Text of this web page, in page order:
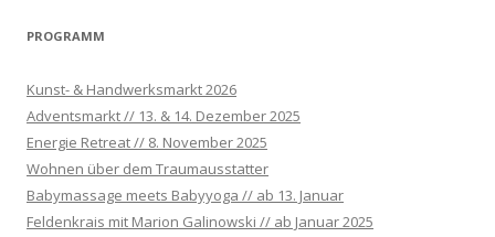
PROGRAMM
Kunst- & Handwerksmarkt 2026
Adventsmarkt // 13. & 14. Dezember 2025
Energie Retreat // 8. November 2025
Wohnen über dem Traumausstatter
Babymassage meets Babyyoga // ab 13. Januar
Feldenkrais mit Marion Galinowski // ab Januar 2025